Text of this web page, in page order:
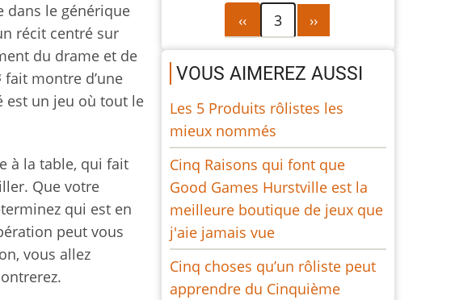
dans le générique
récit centré sur
du drame et de
fait montre d’une
est un jeu où tout le
à la table, qui fait
Que votre
qui est en
peut vous
vous allez
Pagination
Page
précédente
‹‹ 3
Page
suivante
››
VOUS AIMEREZ AUSSI
Les 5 Produits rôlistes les
mieux nommés
Cinq Raisons qui font que
Good Games Hurstville est la
meilleure boutique de jeux que
j'aie jamais vue
Cinq choses qu’un rôliste peut
apprendre du Cinquième